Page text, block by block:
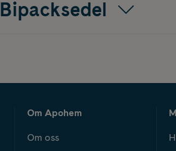
Bipacksedel
Om Apohem
Om oss